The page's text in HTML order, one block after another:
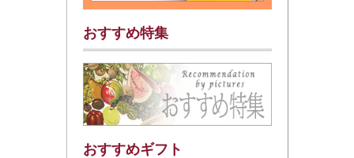
おすすめ特集
おすすめギフト